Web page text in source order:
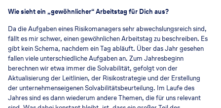
Wie sieht ein „gewöhnlicher“ Arbeitstag für Dich aus?
Da die Aufgaben eines Risikomanagers sehr abwechslungsreich sind,
fällt es mir schwer, einen gewöhnlichen Arbeitstag zu beschreiben. Es
gibt kein Schema, nachdem ein Tag abläuft. Über das Jahr gesehen
fallen viele unterschiedliche Aufgaben an. Zum Jahresbeginn
berechnen wir etwa immer die Solvabilität, gefolgt von der
Aktualisierung der Leitlinien, der Risikostrategie und der Erstellung
der unternehmenseigenen Solvabilitätsbeurteilung. Im Laufe des
Jahres sind es dann wiederum andere Themen, die für uns relevant